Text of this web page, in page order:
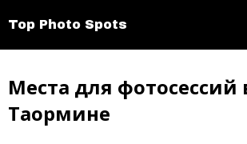
Top Photo Spots
Места для фотосессий
Таормине